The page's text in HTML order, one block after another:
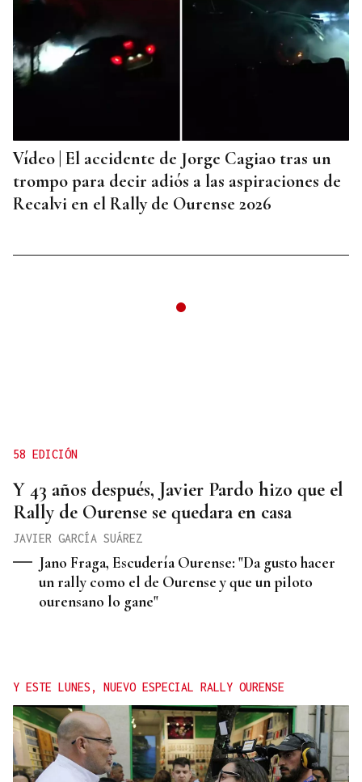
Vídeo | El accidente de Jorge Cagiao tras un
trompo para decir adiós a las aspiraciones de
Recalvi en el Rally de Ourense 2026
Ir a 1
58 EDICIÓN
Y 43 años después, Javier Pardo hizo que el
Rally de Ourense se quedara en casa
JAVIER GARCÍA SUÁREZ
Jano Fraga, Escudería Ourense: "Da gusto hacer
un rally como el de Ourense y que un piloto
ourensano lo gane"
Y ESTE LUNES, NUEVO ESPECIAL RALLY OURENSE